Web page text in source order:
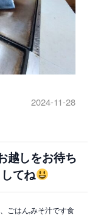
2024-11-28
越しをお待ち
てね
ごはん,みそ汁です食